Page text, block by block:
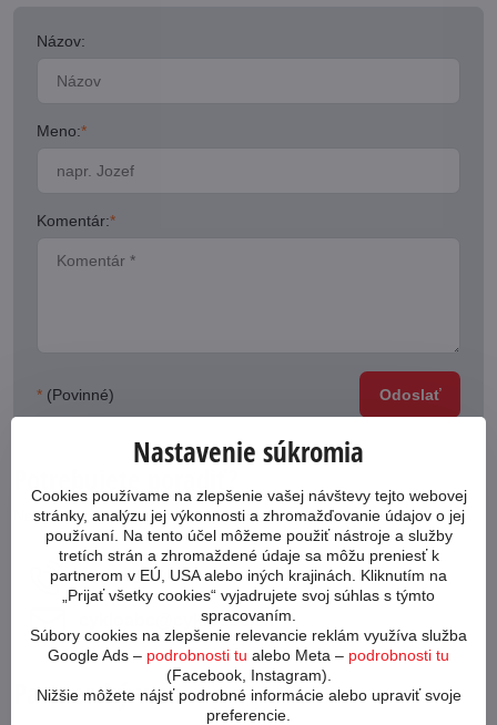
Názov:
Meno:*
Komentár:*
* (Povinné) Odoslať
Neváhajte nás kontaktovať
053 4413 064
cykloabc​@cykloabc​.sk
Partnerský web
Nastavenie súkromia
Cookies používame na zlepšenie vašej návštevy tejto webovej
stránky, analýzu jej výkonnosti a zhromažďovanie údajov o jej
používaní. Na tento účel môžeme použiť nástroje a služby
tretích strán a zhromaždené údaje sa môžu preniesť k
partnerom v EÚ, USA alebo iných krajinách. Kliknutím na
„Prijať všetky cookies“ vyjadrujete svoj súhlas s týmto
spracovaním.
Súbory cookies na zlepšenie relevancie reklám využíva služba
Google Ads – podrobnosti tu alebo Meta – podrobnosti tu
(Facebook, Instagram).
Nižšie môžete nájsť podrobné informácie alebo upraviť svoje
preferencie.